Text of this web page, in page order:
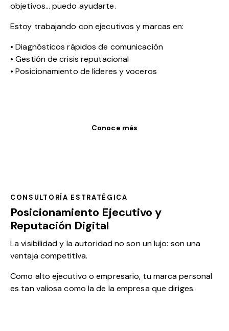
objetivos… puedo ayudarte.
Estoy trabajando con ejecutivos y marcas en:
• Diagnósticos rápidos de comunicación
• Gestión de crisis reputacional
• Posicionamiento de líderes y voceros
Conoce más
CONSULTORÍA ESTRATÉGICA
Posicionamiento Ejecutivo y
Reputación Digital
La visibilidad y la autoridad no son un lujo: son una
ventaja competitiva.
Como alto ejecutivo o empresario, tu marca personal
es tan valiosa como la de la empresa que diriges.